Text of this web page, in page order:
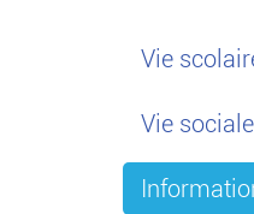
Vie
Vie sociale